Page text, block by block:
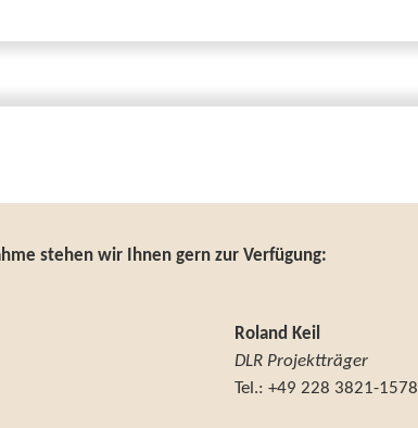
stehen wir Ihnen gern zur Verfügung:
Roland Keil
DLR Projektträger
Tel.: +49 228 3821-1578